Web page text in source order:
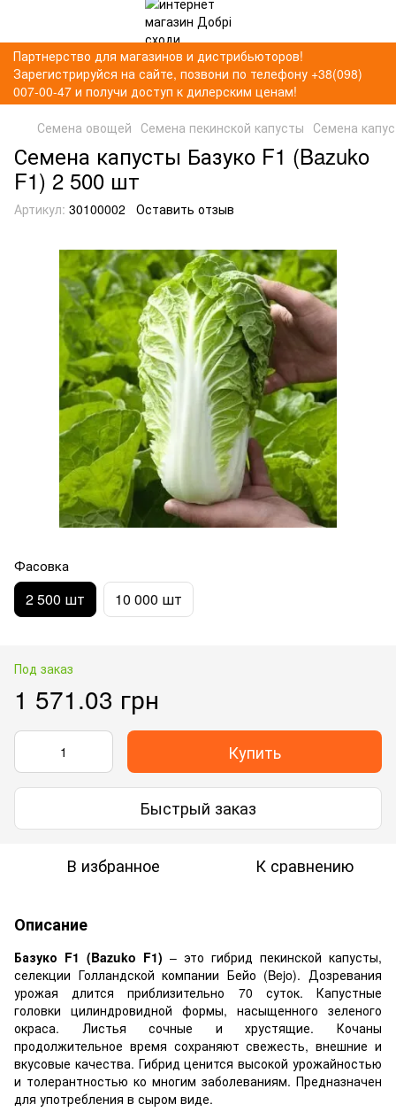
Партнерство для магазинов и дистрибьюторов!
Зарегистрируйся на сайте, позвони по телефону +38(098)
007-00-47 и получи доступ к дилерским ценам!
Семена овощей Семена пекинской капусты Семена
Семена капусты Базуко F1 (Bazuko
F1) 2 500 шт
Артикул: 30100002 Оставить отзыв
Фасовка
2 500 шт 10 000 шт
Под заказ
1 571.03 грн
Купить
Быстрый заказ
В избранное К сравнению
Описание
Базуко F1 (Bazuko F1) – это гибрид пекинской капусты,
селекции Голландской компании Бейо (Bejo). Дозревания
урожая длится приблизительно 70 суток. Капустные
головки цилиндровидной формы, насыщенного зеленого
окраса. Листья сочные и хрустящие. Кочаны
продолжительное время сохраняют свежесть, внешние и
вкусовые качества. Гибрид ценится высокой урожайностью
и толерантностью ко многим заболеваниям. Предназначен
для употребления в сыром виде.